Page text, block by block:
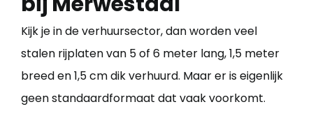
Kijk je in de verhuursector, dan worden veel
stalen rijplaten van 5 of 6 meter lang, 1,5 meter
breed en 1,5 cm dik verhuurd. Maar er is eigenlijk
geen standaardformaat dat vaak voorkomt.